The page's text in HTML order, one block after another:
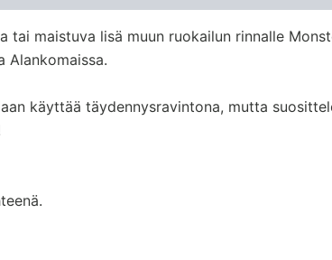
tai maistuva lisä muun ruokailun rinnalle
Alankomaissa.
käyttää täydennysravintona, mutta